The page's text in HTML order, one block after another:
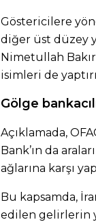
Göstericilere
diğer üst düzey
Nimetullah
isimleri de
Gölge
Açıklamada,
Bank’ın da
ağlarına karşı
Bu kapsamda,
edilen gelirlerin